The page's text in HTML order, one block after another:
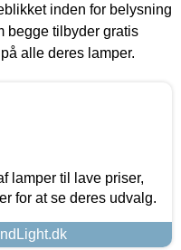
inden for belysning
begge tilbyder gratis
alle deres lamper.
lamper til lave priser,
for at se deres udvalg.